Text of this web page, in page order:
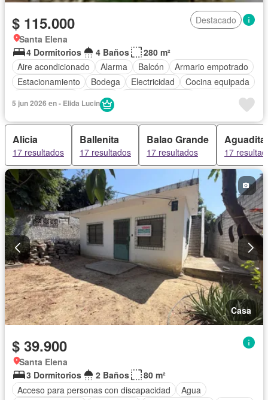
$ 115.000
Destacado
Santa Elena
4 Dormitorios
4 Baños
280 m²
Aire acondicionado
Alarma Balcón
Armario empotrado
Estacionamiento
Bodega Electricidad
Cocina equipada
Internet
Cuarto de servicio
Agua
Completamente amoblado
5 jun 2026 en - Elida Lucin
Alicia
17 resultados
Ballenita
17 resultados
Balao Grande
17 resultados
Aguadita
17
Casa
$ 39.900
Santa Elena
3 Dormitorios
2 Baños
80 m²
Acceso para personas con discapacidad
Agua